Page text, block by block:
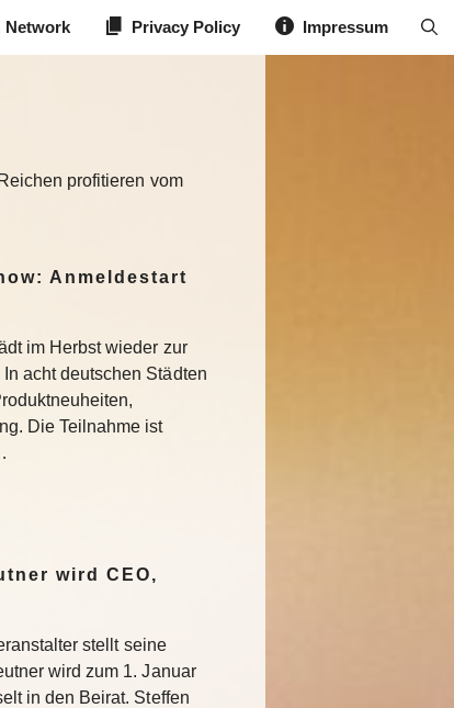
Network Privacy Policy Impressum
profitieren vom
Anmeldestart
im Herbst wieder zur
acht deutschen Städten
Die Teilnahme ist
wird CEO,
stellt seine
wird zum 1. Januar
in den Beirat. Steffen